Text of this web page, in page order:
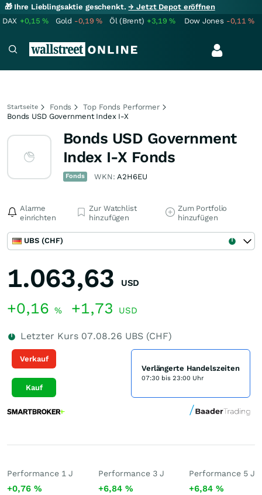
🎁 Ihre Lieblingsaktie geschenkt.→ Jetzt Depot eröffnen
DAX +0,15% Gold -0,19% Öl (Brent) +3,19% Dow Jones -0,11%
Startseite Fonds
Top Fonds Performer
Bonds USD Government Index I-X
Bonds USD Government
Index I-X Fonds
Fonds WKN:A2H6EU
Alarme
einrichten
Zur Watchlist
hinzufügen
Zum Portfolio
hinzufügen
UBS (CHF)
1.063,63 USD
+0,16 % +1,73 USD
Letzter Kurs 07.08.26 UBS (CHF)
Verkauf
Kauf
Verlängerte Handelszeiten
07:30 bis 23:00 Uhr
Performance 1 J
+0,76 %
Performance 3 J
+6,84 %
Performance 5 J
+6,84 %